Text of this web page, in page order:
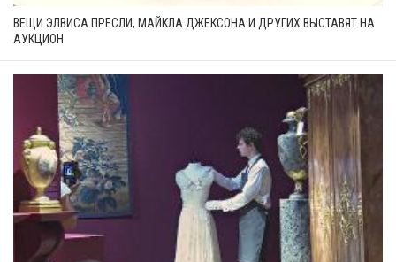
ВЕЩИ ЭЛВИСА ПРЕСЛИ, МАЙКЛА ДЖЕКСОНА И ДРУГИХ ВЫСТАВЯТ НА
АУКЦИОН